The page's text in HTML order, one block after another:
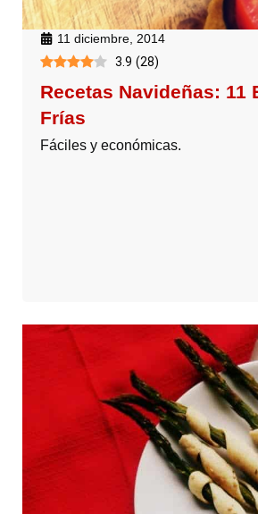
11 diciembre, 2014
3.9 (28)
Recetas Navideñas: 11
Frías
Fáciles y económicas.